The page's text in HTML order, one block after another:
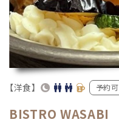
【洋食】 予約可
BISTRO WASABI